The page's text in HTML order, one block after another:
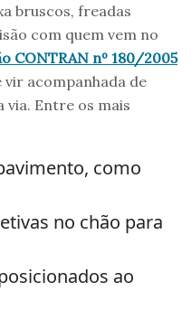
bruscos, freadas
com quem vem no
CONTRAN nº 180/2005
vir acompanhada de
via. Entre os mais
como
no chão para
ao